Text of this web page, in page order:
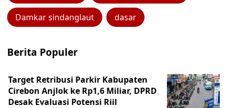
Damkar sindanglaut dasar
Berita Populer
Target Retribusi Parkir Kabupaten
Cirebon Anjlok ke Rp1,6 Miliar, DPRD
Desak Evaluasi Potensi Riil